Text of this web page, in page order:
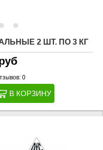
2 ШТ. ПО 3 КГ
0